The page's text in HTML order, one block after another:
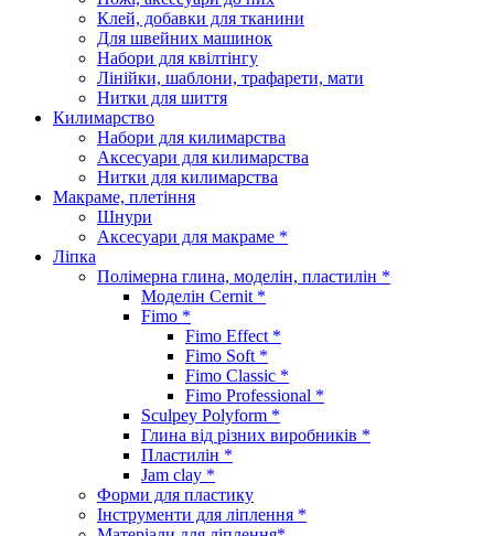
Клей, добавки для тканини
Для швейних машинок
Набори для квілтінгу
Лінійки, шаблони, трафарети, мати
Нитки для шиття
Килимарство
Набори для килимарства
Аксесуари для килимарства
Нитки для килимарства
Макраме, плетіння
Шнури
Аксесуари для макраме *
Ліпка
Полімерна глина, моделін, пластилін *
Моделін Cernit *
Fimo *
Fimo Effect *
Fimo Soft *
Fimo Classic *
Fimo Professional *
Sculpey Polyform *
Глина від різних виробників *
Пластилін *
Jam clay *
Форми для пластику
Інструменти для ліплення *